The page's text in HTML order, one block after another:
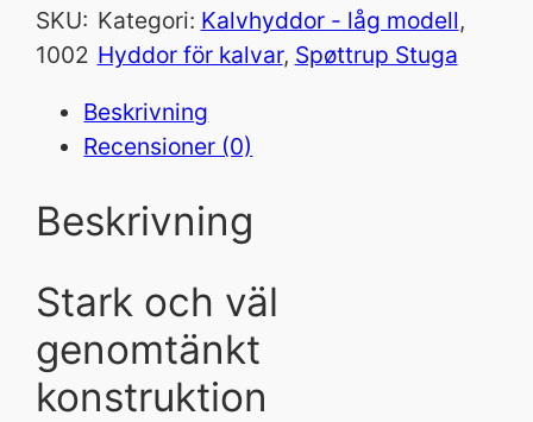
SKU:
1002
Kategori: Kalvhyddor - låg modell
Hyddor för kalvar, Spøttrup Stuga
Beskrivning
Recensioner (0)
Beskrivning
Stark och väl
genomtänkt
konstruktion